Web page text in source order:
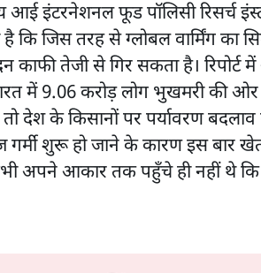
इंटरनेशनल फूड पॉलिसी रिसर्च
है कि जिस तरह से ग्लोबल वार्मिंग
काफी तेजी से गिर सकता है।
में 9.06 करोड़ लोग भुखमरी की
देश के किसानों पर पर्यावरण
गर्मी शुरू हो जाने के कारण इस बार
अपने आकार तक पहुँचे ही नहीं थे कि